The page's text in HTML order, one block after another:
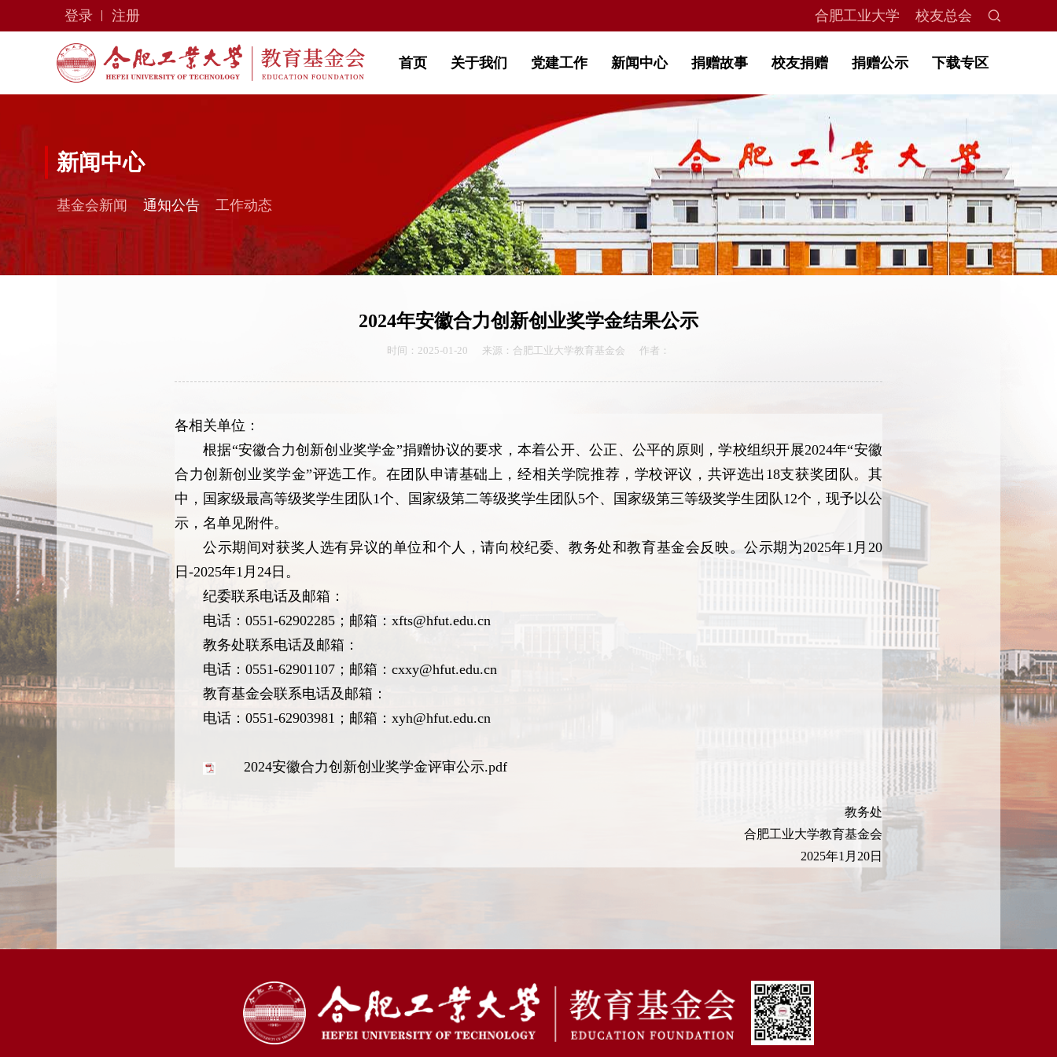
登录 注册 合肥工业大学 校友总会
首页 关于我们 党建工作 新闻中心 捐赠故事 校友捐赠 捐赠公示 下载专区
新闻中心
基金会新闻 通知公告 工作动态
2024年安徽合力创新创业奖学金结果公示
时间：2025-01-20 来源：合肥工业大学教育基金会 作者：
各相关单位：
根据“安徽合力创新创业奖学金”捐赠协议的要求，本着公开、公正、公平的原则，学校组织开展2024年“安徽
合力创新创业奖学金”评选工作。在团队申请基础上，经相关学院推荐，学校评议，共评选出18支获奖团队。其
中， 国家级最高等级奖学生团队1个、国家级第二等级奖学生团队5个、 国家级第三等级奖学生团队12个 ，现予以公
示，名单见附件。
公示期间对获奖人选有异议的单位和个人，请向校纪委、教务处和教育基金会反映。公示期为2025年1月20
日-2025年1月24日。
纪委联系电话及邮箱：
电话：0551-62902285；邮箱：xfts@hfut.edu.cn
教务处联系电话及邮箱：
电话：0551-62901107；邮箱：cxxy@hfut.edu.cn
教育基金会联系电话及邮箱：
电话：0551-62903981；邮箱：xyh@hfut.edu.cn
2024安徽合力创新创业奖学金评审公示.pdf
教务处
合肥工业大学教育基金会
2025年1月20日